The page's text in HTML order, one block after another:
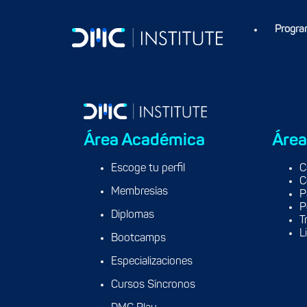
Área Académica
Escoge tu perfil
Membresías
Diplomas
Bootcamps
Especializaciones
Cursos Síncronos